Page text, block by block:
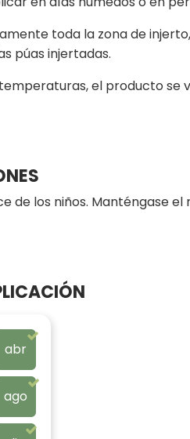
toda la zona de
púas injertadas.
el producto se
de los niños. Manténgase
abr
ago